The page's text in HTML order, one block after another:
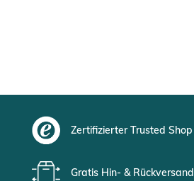
Zertifizierter Trusted Shop
Gratis Hin- & Rückversand